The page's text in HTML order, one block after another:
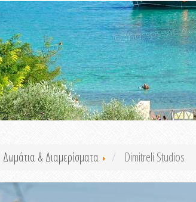
Δωμάτια & Διαμερίσματα Dimitreli Studios